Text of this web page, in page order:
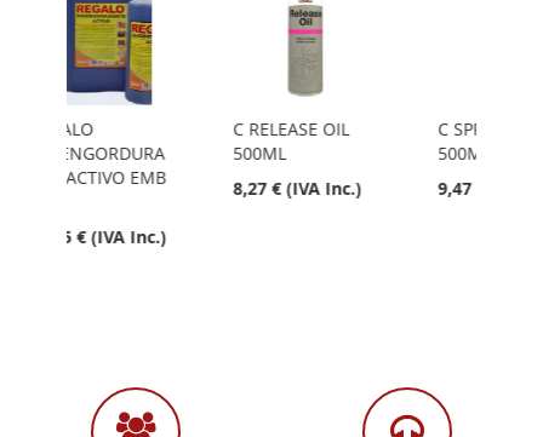
500ML
8,27 € (IVA Inc.)
C SPRAY GREASE
9,47 € (IVA Inc.)